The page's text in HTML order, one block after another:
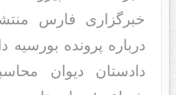
خبرگزاری فارس
درباره پرونده
دادستان دیوان